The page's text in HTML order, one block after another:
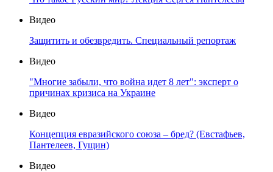
Видео
Защитить и обезвредить. Специальный репортаж
Видео
"Многие забыли, что война идет 8 лет": эксперт о
причинах кризиса на Украине
Видео
Концепция евразийского союза – бред? (Евстафьев,
Пантелеев, Гущин)
Видео